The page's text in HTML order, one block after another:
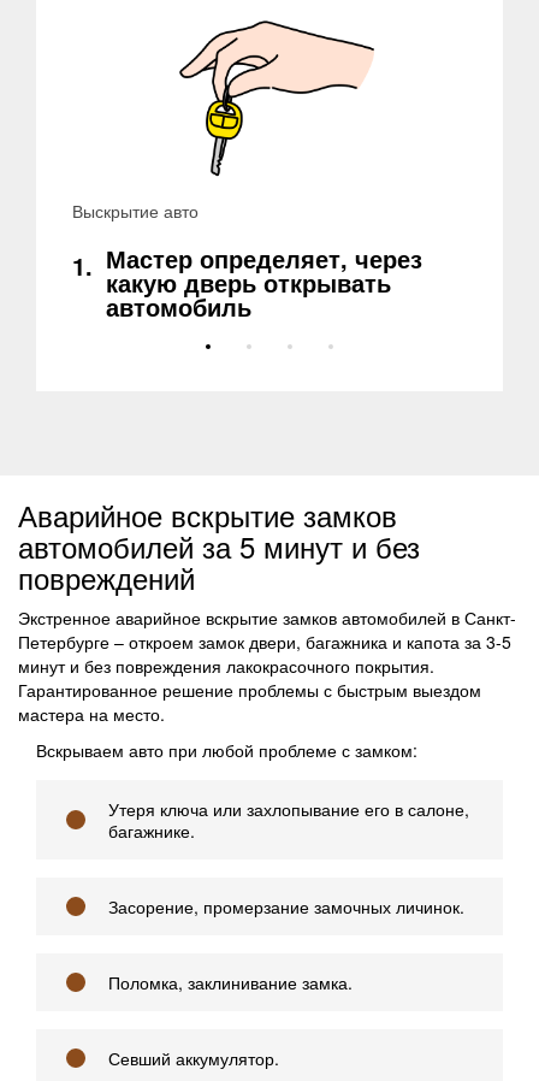
Выскрытие авто
1. Мастер определяет, через
какую дверь открывать
автомобиль
Аварийное вскрытие замков
автомобилей за 5 минут и без
повреждений
Экстренное аварийное вскрытие замков автомобилей в Санкт-
Петербурге – откроем замок двери, багажника и капота за 3-5
минут и без повреждения лакокрасочного покрытия.
Гарантированное решение проблемы с быстрым выездом
мастера на место.
Вскрываем авто при любой проблеме с замком:
Утеря ключа или захлопывание его в салоне,
багажнике.
Засорение, промерзание замочных личинок.
Поломка, заклинивание замка.
Севший аккумулятор.